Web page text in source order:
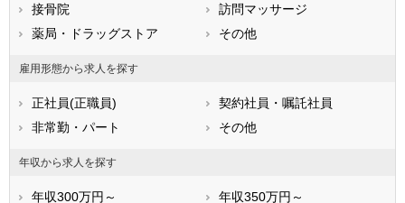
広島県
徳島県
香川県
愛媛県
鹿児島県
接骨院
訪問マッサージ
薬局・ドラッグストア
その他
雇用形態から求人を探す
正社員(正職員)
契約社員・嘱託社員
非常勤・パート
その他
年収から求人を探す
年収300万円～
年収350万円～